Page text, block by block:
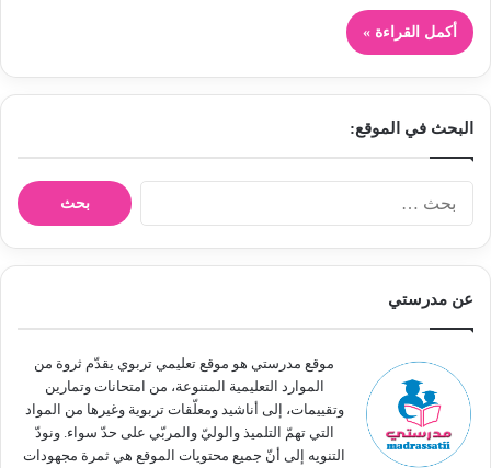
أكمل القراءة »
البحث في الموقع:
ن
عن مدرستي
موقع مدرستي هو موقع تعليمي تربوي يقدّم ثروة من
الموارد التعليمية المتنوعة، من امتحانات وتمارين
وتقييمات، إلى أناشيد ومعلّقات تربوية وغيرها من المواد
التي تهمّ التلميذ والوليّ والمربّي على حدّ سواء. ونودّ
التنويه إلى أنّ جميع محتويات الموقع هي ثمرة مجهودات